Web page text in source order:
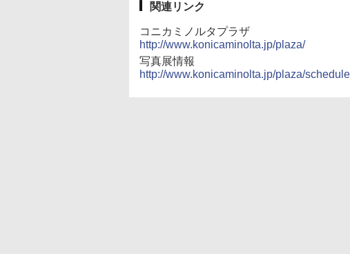
関連リンク
コニカミノルタプラザ
http://www.konicaminolta.jp/plaza/
写真展情報
http://www.konicaminolta.jp/plaza/